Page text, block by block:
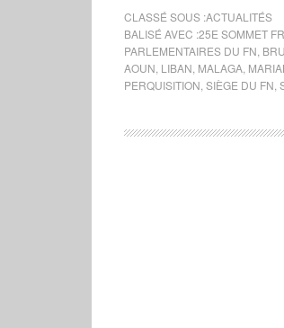
CLASSÉ SOUS :ACTUALITÉS
BALISÉ AVEC :25E SOMMET
PARLEMENTAIRES DU FN
AOUN LIBAN MALAGA
PERQUISITION SIÈGE DU FN